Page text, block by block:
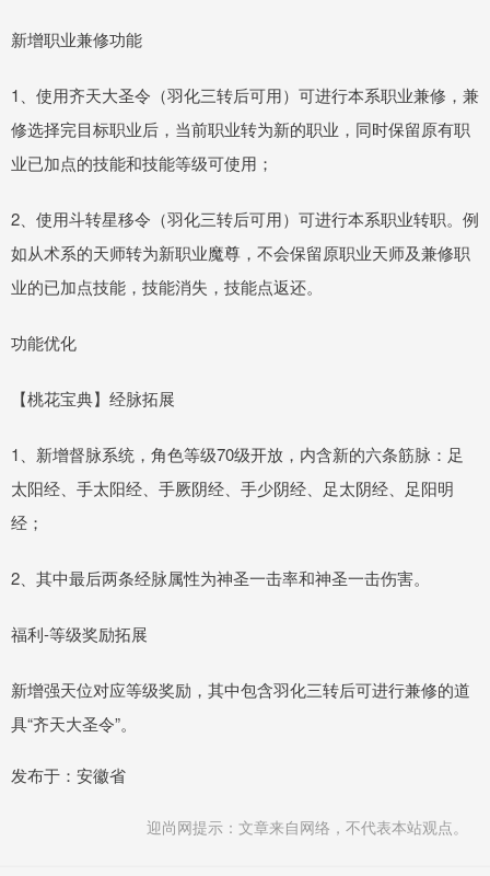
新增职业兼修功能
1、使用齐天大圣令（羽化三转后可用）可进行本系职业兼修，兼
修选择完目标职业后，当前职业转为新的职业，同时保留原有职
业已加点的技能和技能等级可使用；
2、使用斗转星移令（羽化三转后可用）可进行本系职业转职。例
如从术系的天师转为新职业魔尊，不会保留原职业天师及兼修职
业的已加点技能，技能消失，技能点返还。
功能优化
【桃花宝典】经脉拓展
1、新增督脉系统，角色等级70级开放，内含新的六条筋脉：足
太阳经、手太阳经、手厥阴经、手少阴经、足太阴经、足阳明
经；
2、其中最后两条经脉属性为神圣一击率和神圣一击伤害。
福利-等级奖励拓展
新增强天位对应等级奖励，其中包含羽化三转后可进行兼修的道
具“齐天大圣令”。
发布于：安徽省
迎尚网提示：文章来自网络，不代表本站观点。